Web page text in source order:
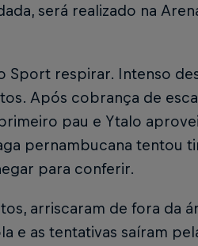
será realizado na
Sport respirar. Intenso
Após cobrança de
pau e Ytalo
pernambucana tentou
para conferir.
arriscaram de fora da
e as tentativas saíram